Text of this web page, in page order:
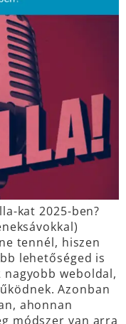
kat 2025-ben?
tennél, hiszen
lehetőséged is
nagyobb weboldal,
Azonban
ahonnan
módszer van arra